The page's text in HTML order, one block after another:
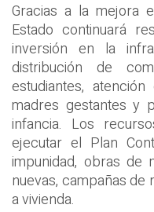
Gracias a la mejora
Estado continuará
inversión en la
distribución de
estudiantes,
madres gestantes y
infancia. Los
ejecutar el Plan
impunidad, obras de
nuevas, campañas
a vivienda.